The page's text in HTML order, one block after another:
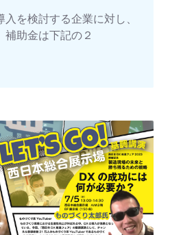
を検討する企業に対し、
補助金は下記の２